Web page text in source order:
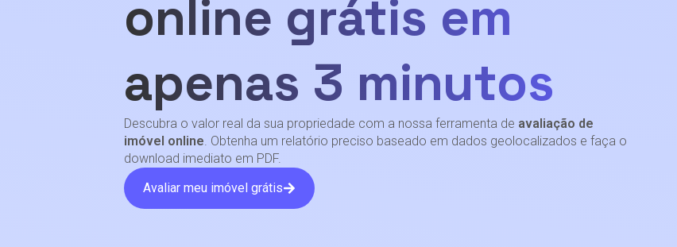
online grátis em
apenas 3 minutos
Descubra o valor real da sua propriedade com a nossa ferramenta de avaliação de
imóvel online. Obtenha um relatório preciso baseado em dados geolocalizados e faça o
download imediato em PDF.
Avaliar meu imóvel grátis